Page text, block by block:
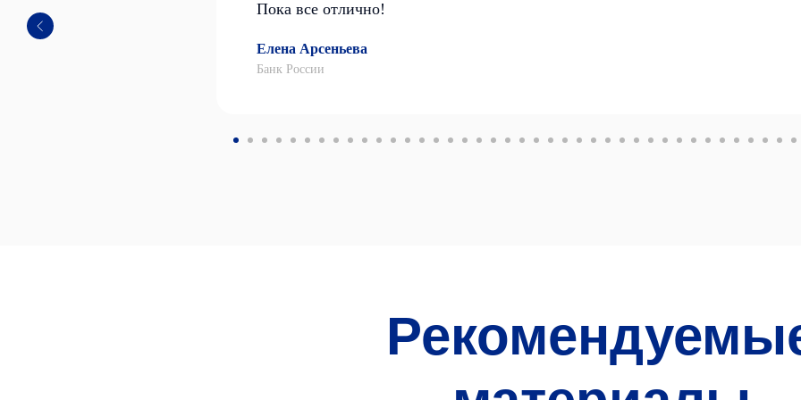
Пока все отлично!
Елена Арсеньева
Банк России